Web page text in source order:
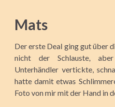
Mats
Der erste Deal ging gut über
nicht der Schlauste,
Unterhändler vertickte,
hatte damit etwas
Foto von mir mit der Hand in